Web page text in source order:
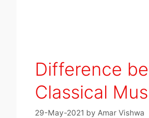
Difference
Classical
29-May-2021 by Amar Vishwa